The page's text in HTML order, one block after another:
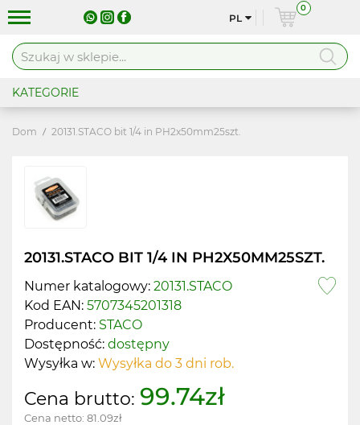
PL
0
KATEGORIE
Dom 20131.STACO bit 1/4 in PH2x50mm25szt.
20131.STACO BIT 1/4 IN PH2X50MM25SZT.
Numer katalogowy: 20131.STACO
Kod EAN: 5707345201318
Producent: STACO
Dostępność: dostępny
Wysyłka w: Wysyłka do 3 dni rob.
Cena brutto: 99.74zł
Cena netto: 81.09zł